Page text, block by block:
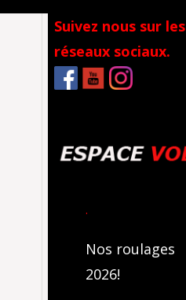
Suivez nous sur les
réseaux sociaux.
.
Nos roulages
2026!